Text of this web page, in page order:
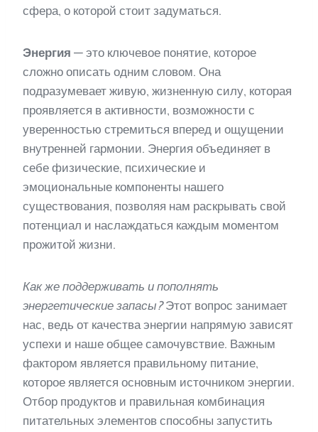
сфера, о которой стоит задуматься.
Энергия — это ключевое понятие, которое
сложно описать одним словом. Она
подразумевает живую, жизненную силу, которая
проявляется в активности, возможности с
уверенностью стремиться вперед и ощущении
внутренней гармонии. Энергия объединяет в
себе физические, психические и
эмоциональные компоненты нашего
существования, позволяя нам раскрывать свой
потенциал и наслаждаться каждым моментом
прожитой жизни.
Как же поддерживать и пополнять
энергетические запасы?Этот вопрос занимает
нас, ведь от качества энергии напрямую зависят
успехи и наше общее самочувствие. Важным
фактором является правильному питание,
которое является основным источником энергии.
Отбор продуктов и правильная комбинация
питательных элементов способны запустить